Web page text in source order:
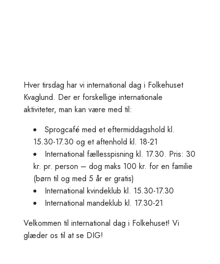
Hver tirsdag har vi international dag i Folkehuset
Kvaglund. Der er forskellige internationale
aktiviteter, man kan være med til:
Sprogcafé med et eftermiddagshold kl.
15.30-17.30 og et aftenhold kl. 18-21
International fællesspisning kl. 17.30. Pris: 30
kr. pr. person – dog maks 100 kr. for en familie
(børn til og med 5 år er gratis)
International kvindeklub kl. 15.30-17.30
International mandeklub kl. 17.30-21
Velkommen til international dag i Folkehuset! Vi
glæder os til at se DIG!